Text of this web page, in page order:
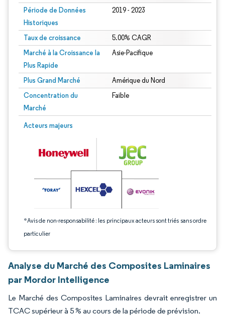
Période de Données
Historiques
2019 - 2023
Taux de croissance 5.00% CAGR
Marché à la Croissance la
Plus Rapide
Asie-Pacifique
Plus Grand Marché Amérique du Nord
Concentration du
Marché
Faible
Acteurs majeurs
*Avis de non-responsabilité : les principaux acteurs sont triés sans ordre
particulier
Image © Mordor Intelligence. La réutilisation nécessite une attribution sous CC
Analyse du Marché des Composites Laminaires
par Mordor Intelligence
Le Marché des Composites Laminaires devrait enregistrer un
TCAC supérieur à 5 % au cours de la période de prévision.